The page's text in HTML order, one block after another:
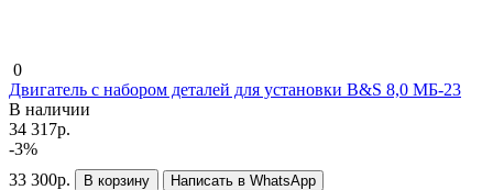
0
Двигатель с набором деталей для установки B&S 8,0 МБ-23
В наличии
34 317р.
-3%
33 300р.
В корзину Написать в WhatsApp